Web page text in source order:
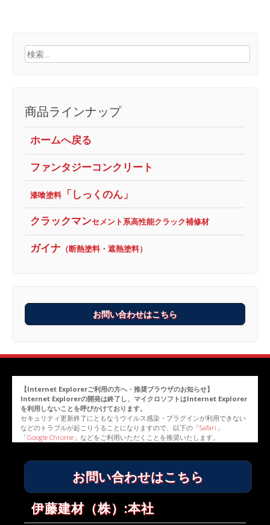
¥59,400
で
た。
は
¥33,000
す。
検
索:
商品ラインナップ
ホームへ戻る
ファンタジーコンクリート
漆喰塗料「しっくのん」
クラックマンセメント系高性能クラック補修材
ガイナ （断熱塗料・遮熱塗料）
お問い合わせはこちら
【Internet Explorerご利用の方へ・推奨ブラウザのお知らせ】
Internet Explorerの開発は終了し、マイクロソフトはInternet Explorer
を利用しないことを呼びかけております。
セキュリティ更新終了にともなうウイルス感染・プラグインが利用できない
などのトラブルが起こりうることになりますので、以下の「Safari 」
「Google Chrome 」などをご利用いただくことを推奨いたします。
お問い合わせはこちら
伊藤建材（株）:本社